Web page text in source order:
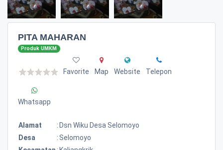
PITA MAHARAN
Produk UMKM
Favorite Map Website Telepon
Whatsapp
Alamat : Dsn Wiku Desa Selomoyo
Desa
: Selomoyo